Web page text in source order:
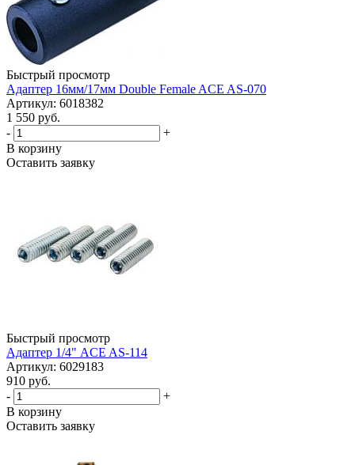
Быстрый просмотр
Адаптер 16мм/17мм Double Female ACE AS-070
Артикул: 6018382
1 550 руб.
-
+
В корзину
Оставить заявку
Быстрый просмотр
Адаптер 1/4" ACE AS-114
Артикул: 6029183
910 руб.
-
+
В корзину
Оставить заявку